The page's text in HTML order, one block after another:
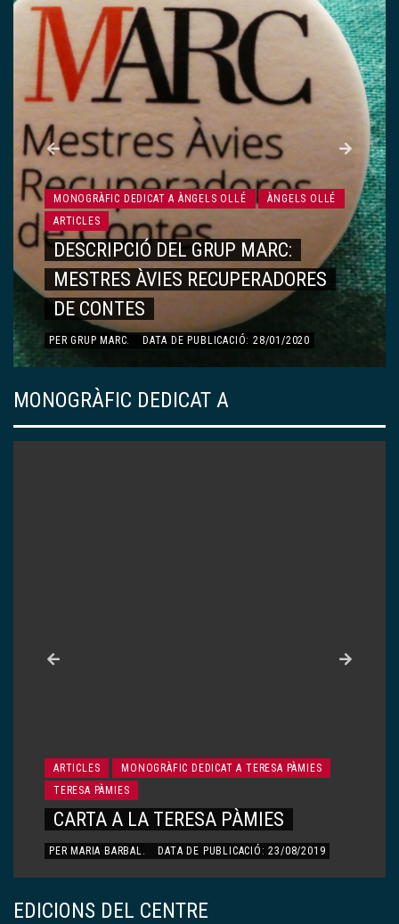
MONOGRÀFIC DEDICAT A ÀNGELS OLLÉ
ÀNGELS OLLÉ
ARTICLES
RECORDS, VIVÈNCIES…
DOLORS ESQUERDA AYMAMÍ.
DATA DE PUBLICACIÓ:
13/01/2020
MONOGRÀFIC DEDICAT A
ARTICLES
MONOGRÀFIC DEDICAT A TERESA PÀMIES
TERESA PÀMIES
LA IAIA TERESA
PERÀLEX PÀMIES QUERALT.
DATA DE PUBLICACIÓ:
23/08/2019
EDICIONS DEL CENTRE